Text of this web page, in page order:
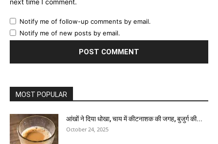
next time I comment.
Notify me of follow-up comments by email.
Notify me of new posts by email.
MOST POPULAR
आंखों ने दिया धोखा, चाय में कीटनाशक की जगह, बुजुर्ग की...
October 24, 2025